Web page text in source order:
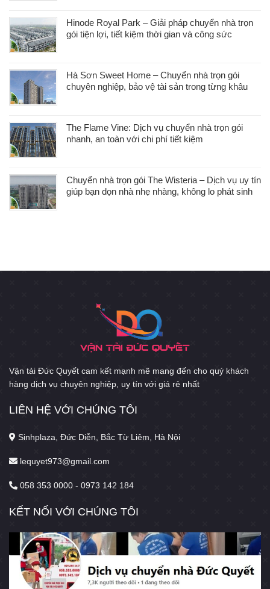
Hinode Royal Park – Giải pháp chuyển nhà trọn
gói tiện lợi, tiết kiệm thời gian và công sức
Hà Sơn Sweet Home – Chuyển nhà trọn gói
chuyên nghiệp, bảo vệ tài sản trong từng khâu
The Flame Vine: Dịch vụ chuyển nhà trọn gói
nhanh, an toàn với chi phí tiết kiệm
Chuyển nhà trọn gói The Wisteria – Dịch vụ uy tín
giúp bạn dọn nhà nhẹ nhàng, không lo phát sinh
Vận tải Đức Quyết cam kết mạnh mẽ mang đến cho quý khách
hàng dịch vụ chuyên nghiệp, uy tín với giá rẻ nhất
LIÊN HỆ VỚI CHÚNG TÔI
Sinhplaza, Đức Diễn, Bắc Từ Liêm, Hà Nội
lequyet973@gmail.com
058 353 0000 - 0973 142 184
KẾT NỐI VỚI CHÚNG TÔI